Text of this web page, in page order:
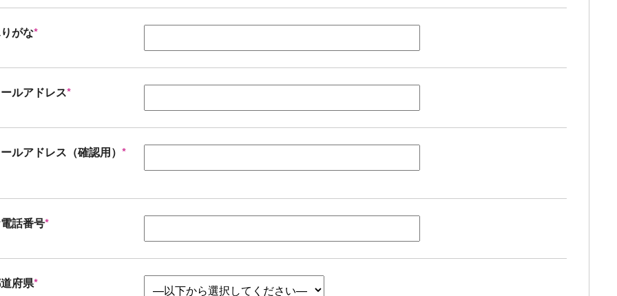
がな*
ルアドレス*
ルアドレス（確認用） *
話番号*
府県*